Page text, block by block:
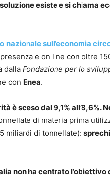
esiste e si chiama
nazionale sull’economia
e on line con oltre
dalla Fondazione per lo
con Enea.
è sceso dal 9,1% all’8,6%.
di materia prima
miliardi di tonnellate):
non ha centrato